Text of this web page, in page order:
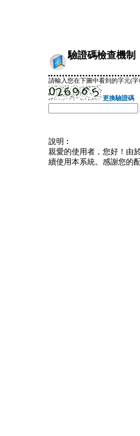
驗證碼檢查機制
請輸入您在下圖中看到的字元(
更換驗證碼
說明︰
親愛的使用者，您好！由
續使用本系統。感謝您的配